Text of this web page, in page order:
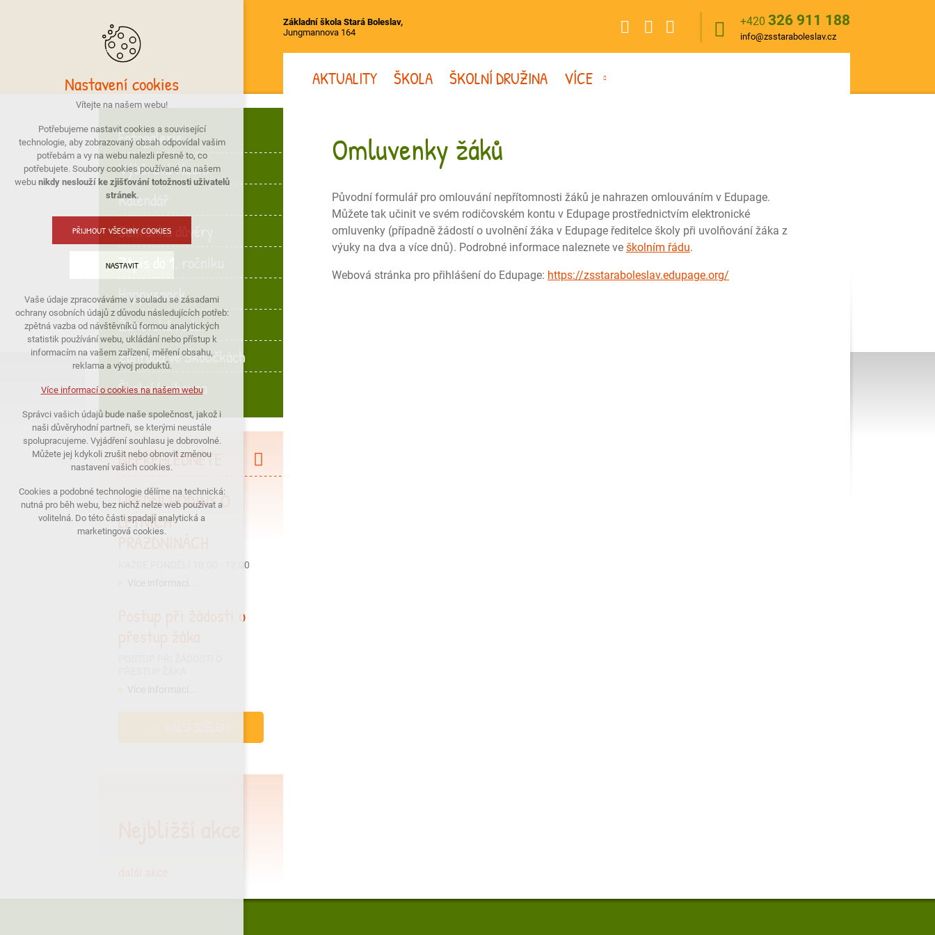
Základní škola Stará Boleslav,
Jungmannova 164
+420 326 911 188
info@zsstaraboleslav.cz
AKTUALITY ŠKOLA ŠKOLNÍ DRUŽINA VÍCE
Omluvenky žáků
Původní formulář pro omlouvání nepřítomnosti žáků je nahrazen omlouváním v Edupage.
Můžete tak učinit ve svém rodičovském kontu v Edupage prostřednictvím elektronické
omluvenky (případně žádostí o uvolnění žáka v Edupage ředitelce školy při uvolňování žáka z
výuky na dva a více dnů). Podrobné informace naleznete ve školním řádu.
Webová stránka pro přihlášení do Edupage: https://zsstaraboleslav.edupage.org/
Fotogalerie
Výběrová řízení
Kalendář
Schránka důvěry
Zápis do 1. ročníku
Happysnack
Žákovská rada
Zahrada ve Školičkách
Školní knihovna
NEPŘEHLÉDNĚTE
ÚŘEDNÍ HODINY O
LETNÍCH
KAŽDÉ PONDĚLÍ 10.00 - 12.00
Postup při žádosti o
Nastavení cookies
Vítejte na našem webu!
Potřebujeme nastavit cookies a související
technologie, aby zobrazovaný obsah odpovídal vašim
potřebám a vy na webu nalezli přesně to, co
potřebujete. Soubory cookies používané na našem
webu nikdy neslouží ke zjišťování totožnosti uživatelů
stránek.
PŘIJMOUT VŠECHNY COOKIES
NASTAVIT
Technická cookies
nutná pro provozování webu
udržení kontextu stránek (session):
případná přihlášení, volby jazyka, apod.
Volitelná cookies
vyhodnocení návštěvnosti
marketingová cookies (Google)
Více informací o cookies na našem webu
PŘIJMOUT VŠECHNY COOKIES
Vaše údaje zpracováváme v souladu se zásadami
ochrany osobních údajů z důvodu následujících potřeb:
zpětná vazba od návštěvníků formou analytických
statistik používání webu, ukládání nebo přístup k
informacím na vašem zařízení, měření obsahu,
reklama a vývoj produktů.
Více informací o cookies na našem webu
Správci vašich údajů bude naše společnost, jakož i
naši důvěryhodní partneři, se kterými neustále
spolupracujeme. Vyjádření souhlasu je dobrovolné.
Můžete jej kdykoli zrušit nebo obnovit změnou
nastavení vašich cookies.
Cookies a podobné technologie dělíme na technická:
nutná pro běh webu, bez nichž nelze web používat a
volitelná. Do této části spadají analytická a
marketingová cookies.